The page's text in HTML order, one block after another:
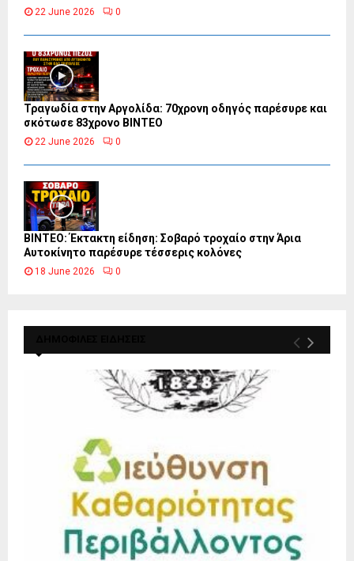
22 June 2026 0
Τραγωδία στην Αργολίδα: 70χρονη οδηγός παρέσυρε και
σκότωσε 83χρονο ΒΙΝΤΕΟ
22 June 2026 0
ΒΙΝΤΕΟ: Έκτακτη είδηση: Σοβαρό τροχαίο στην Άρια
Αυτοκίνητο παρέσυρε τέσσερις κολόνες
18 June 2026 0